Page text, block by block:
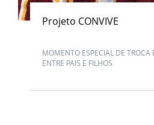
Projeto CONVIVE
MOMENTO ESPECIAL DE TROCA
ENTRE PAIS E FILHOS